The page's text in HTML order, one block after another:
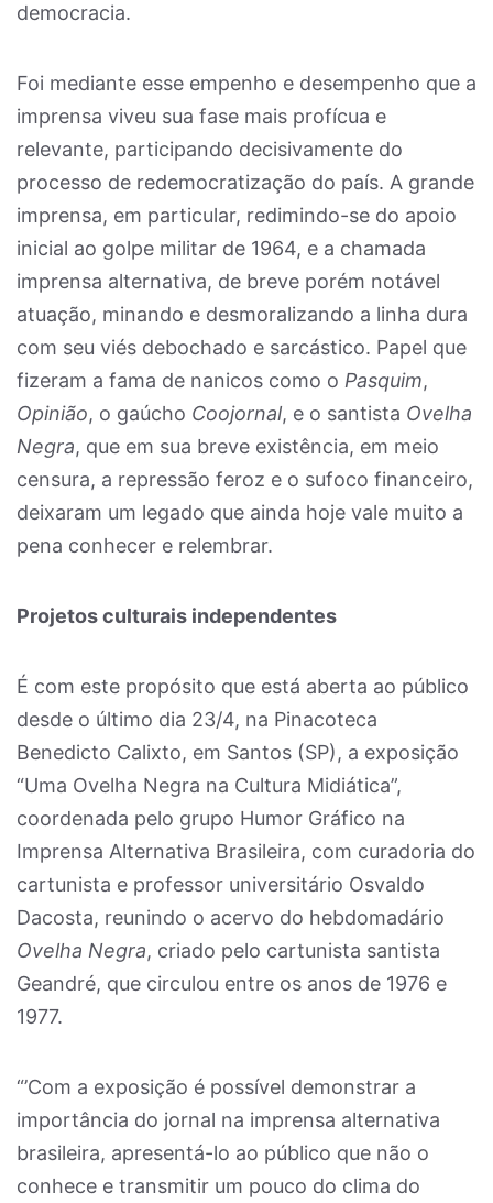
democracia.
Foi mediante esse empenho e desempenho que a
imprensa viveu sua fase mais profícua e
relevante, participando decisivamente do
processo de redemocratização do país. A grande
imprensa, em particular, redimindo-se do apoio
inicial ao golpe militar de 1964, e a chamada
imprensa alternativa, de breve porém notável
atuação, minando e desmoralizando a linha dura
com seu viés debochado e sarcástico. Papel que
fizeram a fama de nanicos como o Pasquim,
Opinião, o gaúcho Coojornal, e o santista Ovelha
Negra, que em sua breve existência, em meio
censura, a repressão feroz e o sufoco financeiro,
deixaram um legado que ainda hoje vale muito a
pena conhecer e relembrar.
Projetos culturais independentes
É com este propósito que está aberta ao público
desde o último dia 23/4, na Pinacoteca
Benedicto Calixto, em Santos (SP), a exposição
“Uma Ovelha Negra na Cultura Midiática”,
coordenada pelo grupo Humor Gráfico na
Imprensa Alternativa Brasileira, com curadoria do
cartunista e professor universitário Osvaldo
Dacosta, reunindo o acervo do hebdomadário
Ovelha Negra, criado pelo cartunista santista
Geandré, que circulou entre os anos de 1976 e
1977.
“’Com a exposição é possível demonstrar a
importância do jornal na imprensa alternativa
brasileira, apresentá-lo ao público que não o
conhece e transmitir um pouco do clima do